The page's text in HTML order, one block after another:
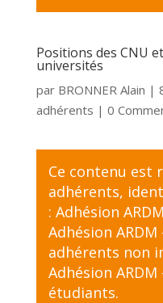
Positions des CNU
universités
par BRONNER Alain |
adhérents | 0
Ce contenu est
adhérents,
: Adhésion
Adhésion
adhérents non
Adhésion
étudiants.